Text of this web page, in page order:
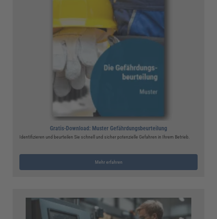
Gratis-Download: Muster Gefährdungsbeurteilung
Identifizieren und beurteilen Sie schnell und sicher potenzielle Gefahren in Ihrem Betrieb.
Mehr erfahren